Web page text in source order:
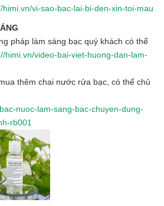
himi.vn/vi-sao-bac-lai-bi-den-xin-toi-mau
pháp làm sáng bạc quý khách có thể
himi.vn/video-bai-viet-huong-dan-lam-
thêm chai nước rửa bạc, có thể chủ
nuoc-lam-sang-bac-chuyen-dung-
rb001